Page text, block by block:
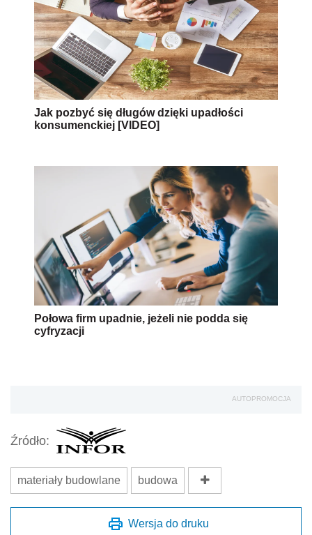
Jak pozbyć się długów dzięki upadłości
konsumenckiej [VIDEO]
Połowa firm upadnie, jeżeli nie podda się
cyfryzacji
AUTOPROMOCJA
Źródło:
materiały budowlane budowa
Wersja do druku